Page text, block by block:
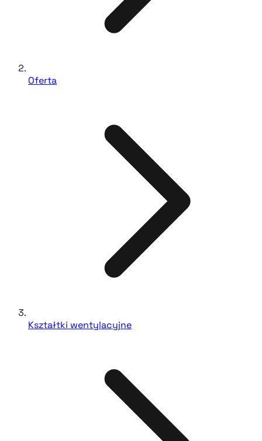
Oferta
Kształtki wentylacyjne